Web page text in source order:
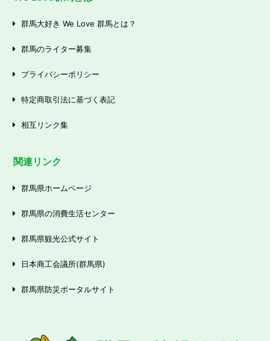
群馬大好き We Love 群馬とは？
群馬のライター募集
プライバシーポリシー
特定商取引法に基づく表記
相互リンク集
関連リンク
群馬県ホームページ
群馬県の消費生活センター
群馬県観光公式サイト
日本商工会議所(群馬県)
群馬県防災ポータルサイト